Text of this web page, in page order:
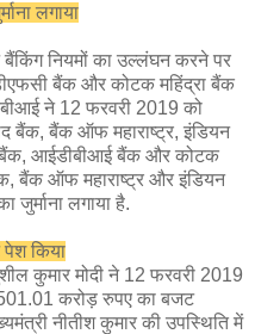
लगाया
बैंकिंग नियमों का उल्लंघन करने पर
बैंक और कोटक महिंद्रा बैंक
ने 12 फरवरी 2019 को
बैंक, बैंक ऑफ महाराष्ट्र, इंडियन
आईडीबीआई बैंक और कोटक
बैंक ऑफ महाराष्ट्र और इंडियन
लगाया है.
पेश किया
कुमार मोदी ने 12 फरवरी 2019
करोड़ रुपए का बजट
नीतीश कुमार की उपस्थिति में